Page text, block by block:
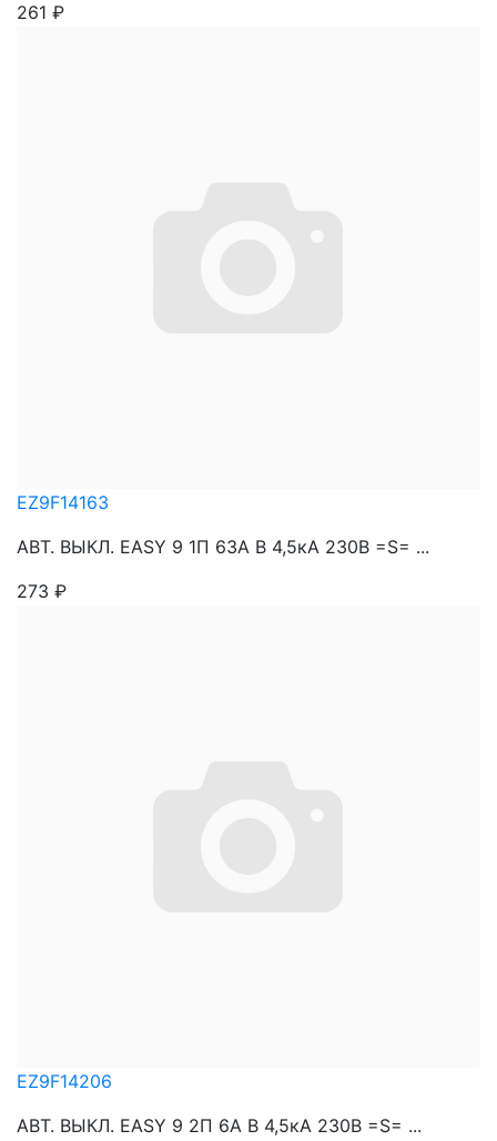
261 ₽
EZ9F14163
АВТ. ВЫКЛ. EASY 9 1П 63А В 4,5кА 230В =S= ...
273 ₽
EZ9F14206
АВТ. ВЫКЛ. EASY 9 2П 6А В 4,5кА 230В =S= ...